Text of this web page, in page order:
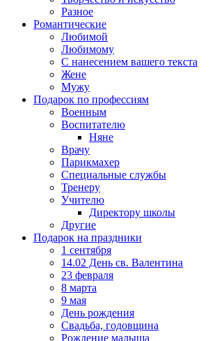
Разное
Романтические
Любимой
Любимому
С нанесением вашего текста
Жене
Мужу
Подарок по профессиям
Военным
Воспитателю
Няне
Врачу
Парикмахер
Специальные службы
Тренеру
Учителю
Директору школы
Другие
Подарок на праздники
1 сентября
14.02 День св. Валентина
23 февраля
8 марта
9 мая
День рождения
Свадьба, годовщина
Рождение малыша